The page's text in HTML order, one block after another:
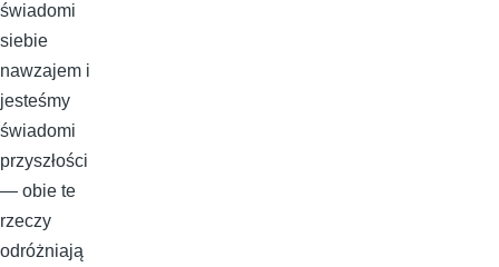
świadomi
siebie
nawzajem i
jesteśmy
świadomi
przyszłości
— obie te
rzeczy
odróżniają